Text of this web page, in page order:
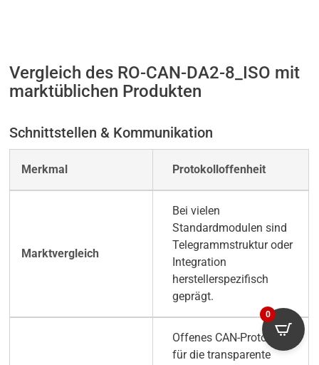
Vergleich des RO-CAN-DA2-8_ISO mit
marktüblichen Produkten
Schnittstellen & Kommunikation
Protokolloffenheit
Bei vielen
Standardmodulen sind
Telegrammstruktur oder
Integration
herstellerspezifisch
geprägt.
Offenes CAN-Protokoll
für die transparente
0